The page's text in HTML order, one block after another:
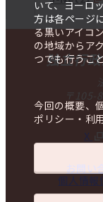
いて、ヨーロ
方は各ページ
る黒いアイコ
の地域からア
つでも行うこ
今回の概要、
ポリシー・利
独立行
〒105-
X
お問い
個人情報